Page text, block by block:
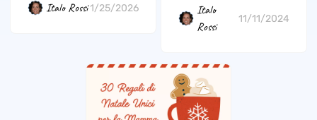
Italo Rossi1/25/2026
Italo
Rossi
11/11/2024